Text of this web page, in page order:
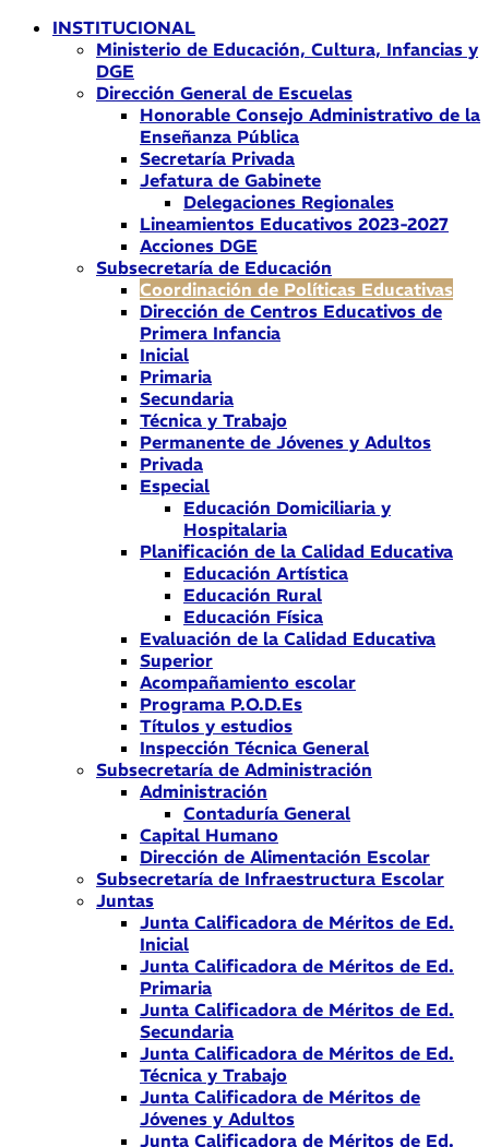
INSTITUCIONAL
Ministerio de Educación, Cultura, Infancias y
DGE
Dirección General de Escuelas
Honorable Consejo Administrativo de la
Enseñanza Pública
Secretaría Privada
Jefatura de Gabinete
Delegaciones Regionales
Lineamientos Educativos 2023-2027
Acciones DGE
Subsecretaría de Educación
Coordinación de Políticas Educativas
Dirección de Centros Educativos de
Primera Infancia
Inicial
Primaria
Secundaria
Técnica y Trabajo
Permanente de Jóvenes y Adultos
Privada
Especial
Educación Domiciliaria y
Hospitalaria
Planificación de la Calidad Educativa
Educación Artística
Educación Rural
Educación Física
Evaluación de la Calidad Educativa
Superior
Acompañamiento escolar
Programa P.O.D.Es
Títulos y estudios
Inspección Técnica General
Subsecretaría de Administración
Administración
Contaduría General
Capital Humano
Dirección de Alimentación Escolar
Subsecretaría de Infraestructura Escolar
Juntas
Junta Calificadora de Méritos de Ed.
Inicial
Junta Calificadora de Méritos de Ed.
Primaria
Junta Calificadora de Méritos de Ed.
Secundaria
Junta Calificadora de Méritos de Ed.
Técnica y Trabajo
Junta Calificadora de Méritos de
Jóvenes y Adultos
Junta Calificadora de Méritos de Ed.